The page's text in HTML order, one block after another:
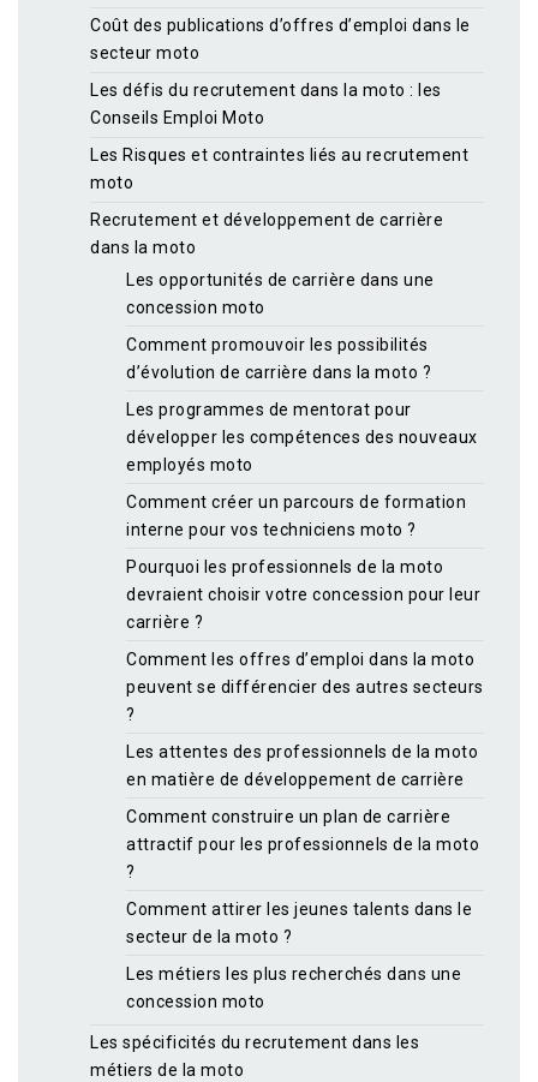
Coût des publications d’offres d’emploi dans le
secteur moto
Les défis du recrutement dans la moto : les
Conseils Emploi Moto
Les Risques et contraintes liés au recrutement
moto
Recrutement et développement de carrière
dans la moto
Les opportunités de carrière dans une
concession moto
Comment promouvoir les possibilités
d’évolution de carrière dans la moto ?
Les programmes de mentorat pour
développer les compétences des nouveaux
employés moto
Comment créer un parcours de formation
interne pour vos techniciens moto ?
Pourquoi les professionnels de la moto
devraient choisir votre concession pour leur
carrière ?
Comment les offres d’emploi dans la moto
peuvent se différencier des autres secteurs
?
Les attentes des professionnels de la moto
en matière de développement de carrière
Comment construire un plan de carrière
attractif pour les professionnels de la moto
?
Comment attirer les jeunes talents dans le
secteur de la moto ?
Les métiers les plus recherchés dans une
concession moto
Les spécificités du recrutement dans les
métiers de la moto